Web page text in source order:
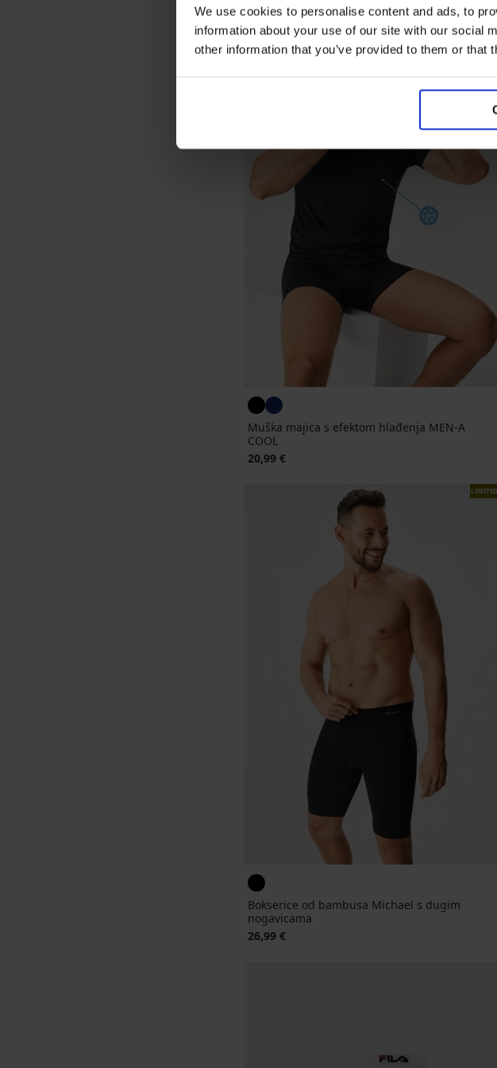
We use cookies to personalise content and ads, to
information about your use of our site with our social
other information that you’ve provided to them or
NEW
LIMITED
Muška majica s efektom hlađenja MEN-A
COOL
20,99 €
LIMITED
Bokserice od bambusa Michael s dugim
nogavicama
26,99 €